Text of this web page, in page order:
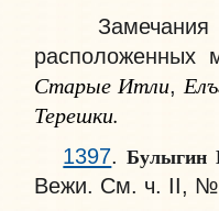
Замечания о
Старые Итли,
Терешки.
1397. Булыгин
Вежи. См. ч. II,